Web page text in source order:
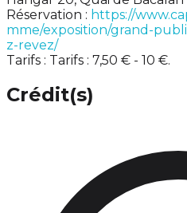
Réservation : https://
mme/exposition/grand-
z-revez/
Tarifs : Tarifs : 7,50 € - 10 €.
Crédit(s)